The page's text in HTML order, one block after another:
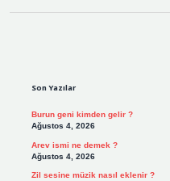
Son Yazılar
Burun geni kimden gelir ?
Ağustos 4, 2026
Arev ismi ne demek ?
Ağustos 4, 2026
Zil sesine müzik nasıl eklenir ?